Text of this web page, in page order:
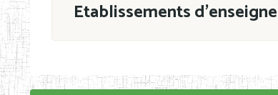
Etablissements
En application de la Décision